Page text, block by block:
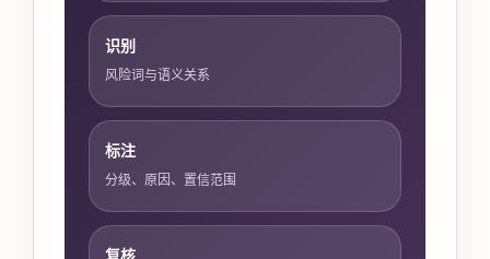
识别
风险词与语义关系
标注
分级、原因、置信范围
复核